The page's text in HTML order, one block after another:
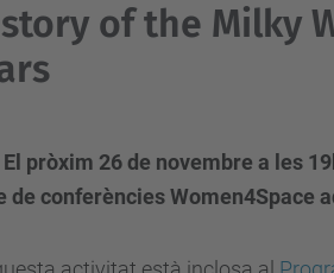
of the Milky
pròxim 26 de novembre a les
conferències Women4Space